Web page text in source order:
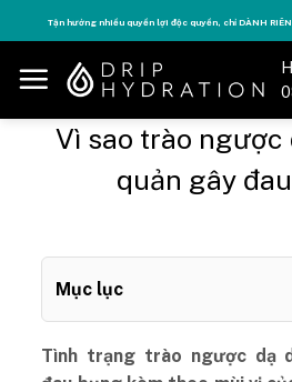
to
content
Tăng năng lượng - sống đỉnh cao với thẻ
Vì sao trào ngược
quản gây
Mục lục
Tình trạng trào ngược dạ